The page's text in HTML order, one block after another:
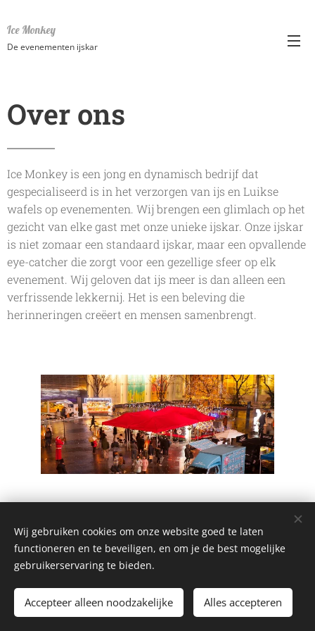
Ice Monkey
De evenementen ijskar
Over ons
Ice Monkey is een jong en dynamisch bedrijf dat
gespecialiseerd is in het verzorgen van ijs en Luikse
wafels op evenementen. Wij brengen een glimlach op het
gezicht van elke gast met onze unieke ijskar. Onze ijskar
is niet zomaar een standaard ijskar, maar een opvallende
eye-catcher die zorgt voor een gezellige sfeer op elk
evenement. Wij geloven dat ijs meer is dan alleen een
verfrissende lekkernij. Het is een beleving die
herinneringen creëert en mensen samenbrengt.
Afbeeldingen geleverd doorPexels
Cookies
Wij gebruiken cookies om onze website goed te laten
functioneren en te beveiligen, en om je de best mogelijke
gebruikerservaring te bieden.
Accepteer alleen noodzakelijke Alles accepteren